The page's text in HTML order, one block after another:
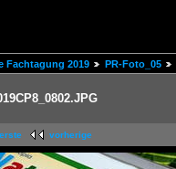
Fachtagung 2019 PR-Foto_05
erste vorherige